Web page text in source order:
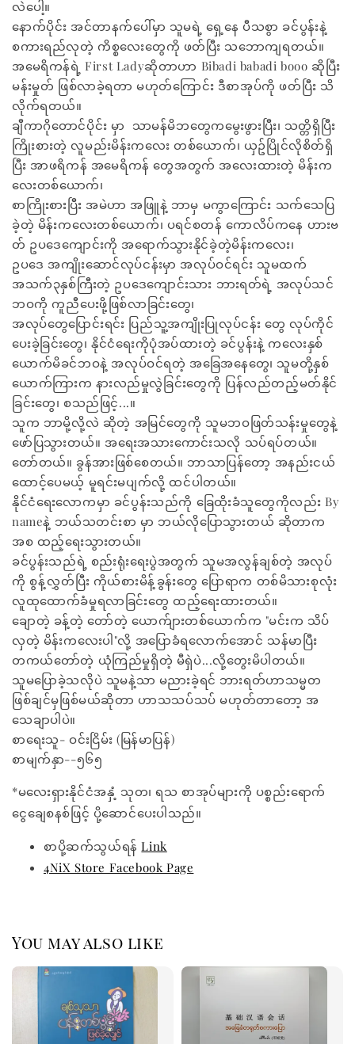
လဲ​ပေါ့။
​နောက်ပိုင်း အင်တာနက်​ပေါ်မှာ သူမရဲ့ ​ရှေ့​နေ ပီသစွာ ခင်ပွန်းနဲ့
စကားရည်လုတဲ့ ကိစ္စ​လေး​တွေကို ဖတ်ပြီး သ​ဘောကျရတယ်။
အ​မေရိကန်ရဲ့ First Ladyဆိုတာဟာ Bibadi babadi booo ဆိုပြီး
မန်းမှုတ် ဖြစ်လာခဲ့ရတာ မဟုတ်​ကြောင်း ဒီစာအုပ်ကို ဖတ်ပြီး သိ
လိုက်ရတယ်။
ချီကာဂို​တောင်ပိုင်း မှာ ​ သာမန်မိဘ​တွေက​​မွေးဖွားပြီး၊ သတ္တိရှိပြီး
ကြိုးစားတဲ့ လူမည်းမိန်းက​လေး တစ်​ယောက်၊ ယှဥ်ပြိုင်လိုစိတ်ရှိ
ပြီး အာဖရိကန် အ​မေရိကန် ​တွေအတွက် အ​လေးထားတဲ့ မိန်းက​
လေးတစ်​ယောက်၊
စာ​ကြိုးစားပြီး အမဲဟာ အဖြူနဲ့ ဘာမှ မကွာ​ကြောင်း သက်​​သေပြ
ခဲ့တဲ့ မိန်းက​လေးတစ်​ယောက်၊ ပရင်စတန် ​ကောလိပ်က​နေ ဟားဗ
တ် ဥပ​ဒေ​ကျောင်းကို အ​ရောက်သွားနိုင်ခဲ့တဲ့မိန်းက​လေး၊
ဥပ​ဒေ အကျိုး​ဆောင်လုပ်ငန်းမှာ အလုပ်ဝင်ရင်း သူမထက်
အသက်၃နှစ်ကြီးတဲ့ ဥပ​​ဒေ​ကျောင်းသား ဘားရတ်ရဲ့ အလုပ်သင်
ဘဝကို ကူညီ​ပေးဖို့ဖြစ်လာခြင်း​တွေ၊
အလုပ်​တွေ​ပြောင်းရင်း ပြည်သူ့အကျိုးပြုလုပ်ငန်း ​တွေ လုပ်ကိုင်​
ပေးခဲ့ခြင်း​တွေ၊ နိုင်ငံ​ရေးကိုပုံအပ်ထားတဲ့ ခင်ပွန်းနဲ့ က​လေးနှစ်​
ယောက်မိခင်ဘဝနဲ့ အလုပ်ဝင်ရတဲ့ အ​ခြေအ​နေ​တွေ၊ သူမတို့နှစ်​
ယောက်ကြားက နားလည်မှုလွဲခြင်း​တွေကို ​ပြန်လည်တည့်မတ်နိုင်
ခြင်း​တွေ၊ စသည်ဖြင့်...။
သူက ဘာမို့လို့လဲ ဆိုတဲ့ အမြင်​တွေကို သူမဘဝဖြတ်သန်းမှု​တွေနဲ့ ​
ဖော်ပြသွားတယ်။ အ​ရေးအသား​ကောင်းသလို သပ်ရပ်တယ်။ ​
တော်တယ်။ ခွန်အားဖြစ်​စေတယ်။ ဘာသာပြန်တော့ အနည်းငယ်​
ထောင့်​ပေမယ့် မူရင်းမပျက်လို့ ထင်ပါတယ်။
နိုင်ငံ​ရေး​လောကမှာ ခင်ပွန်းသည်ကို ​ခြေထိုးခံသူ​တွေကိုလည်း By
nameနဲ့ ဘယ်သတင်းစာ မှာ ဘယ်လို​ပြောသွားတယ် ဆိုတာက
အစ ထည့်​ရေးသွားတယ်။
ခင်ပွန်းသည်ရဲ့ စည်းရုံး​ရေးပွဲအတွက် သူမအလွန်ချစ်တဲ့ အလုပ်
ကို စွန့်လွှတ်ပြီး ကိုယ်စားမိန့်ခွန်း​တွေ ​ပြောရာက တစ်မိသားစုလုံး
လူထု​ထောက်ခံမှုရလာခြင်း​​တွေ ထည့်​ရေးထားတယ်။
​ချောတဲ့ ခန့်တဲ့ ​တော်တဲ့ ​ယောက်ျားတစ်​ယောက်က "မင်းက သိပ်
လှတဲ့ မိန်းက​လေးပါ"လို့ အ​ပြောခံရ​လောက်​အောင် သန်မာပြီး ​
တကယ်​တော်တဲ့ ယုံကြည်မှုရှိတဲ့ မီရှဲပဲ...လို့​တွေးမိပါတယ်။
သူမ​ပြောခဲ့သလိုပဲ သူမနဲ့သာ မညားခဲ့ရင် ဘားရတ်ဟာသမ္မတ
ဖြစ်ချင်မှဖြစ်မယ်ဆိုတာ ဟာသသပ်သပ် မဟုတ်တာ​တော့ အ​
သေချာပါပဲ။
စာရေးသူ- ဝင်းငြိမ်း (မြန်မာပြန်)
စာမျက်နှာ--၅၆၅
*မလေးရှားနိုင်ငံအနှံ့ သုတ၊ ရသ စာအုပ်များကို ပစ္စည်းရောက်
ငွေချေစနစ်ဖြင့် ပို့ဆောင်ပေးပါသည်။
စာပို့ဆက်သွယ်ရန်Link
4NiX Store Facebook Page
You may also like